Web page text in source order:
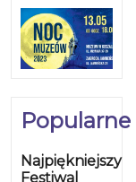
Popularne
Najpiękniejszy
Festiwal